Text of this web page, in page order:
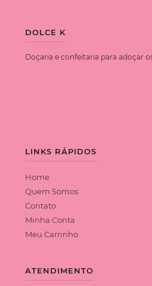
DOLCE K
Doçaria e confeitaria para adoçar
LINKS RÁPIDOS
Home
Quem Somos
Contato
Minha Conta
Meu Carrinho
ATENDIMENTO